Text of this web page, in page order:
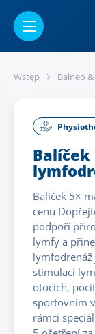
Wstęp Balneo
Balíček
Balíček 5×
cenu
podpoří
lymfy a
lymfodrenáž
stimulaci
otocích,
sportovním
rámci